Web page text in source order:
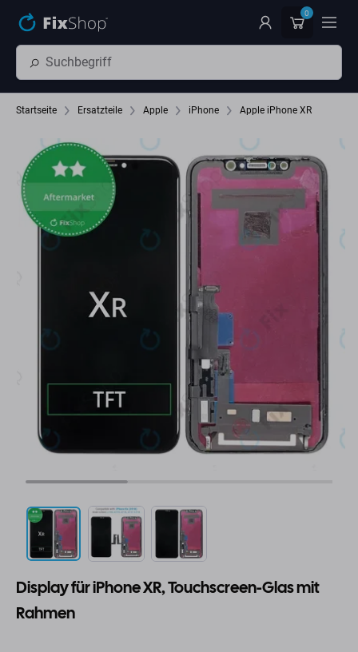
0
Startseite Ersatzteile Apple iPhone Apple iPhone XR
Display für iPhone XR, Touchscreen-Glas mit
Rahmen